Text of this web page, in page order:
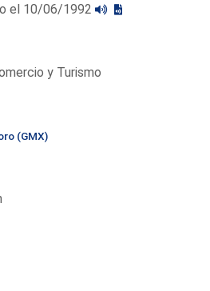
el 10/06/1992
y Turismo
(GMX)